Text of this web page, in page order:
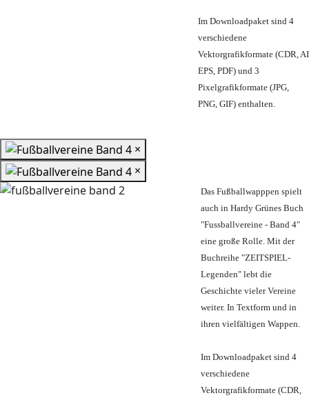
Im Downloadpaket sind 4
verschiedene
Vektorgrafikformate (CDR, AI
EPS, PDF) und 3
Pixelgrafikformate (JPG,
PNG, GIF) enthalten.
×
×
Das Fußballwapppen spielt
auch in Hardy Grünes Buch
"Fussballvereine - Band 4"
eine große Rolle. Mit der
Buchreihe "ZEITSPIEL-
Legenden" lebt die
Geschichte vieler Vereine
weiter. In Textform und in
ihren vielfältigen Wappen.
Im Downloadpaket sind 4
verschiedene
Vektorgrafikformate (CDR,